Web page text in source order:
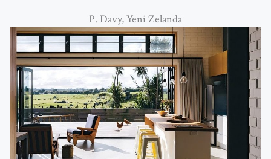
P. Davy, Yeni Zelanda